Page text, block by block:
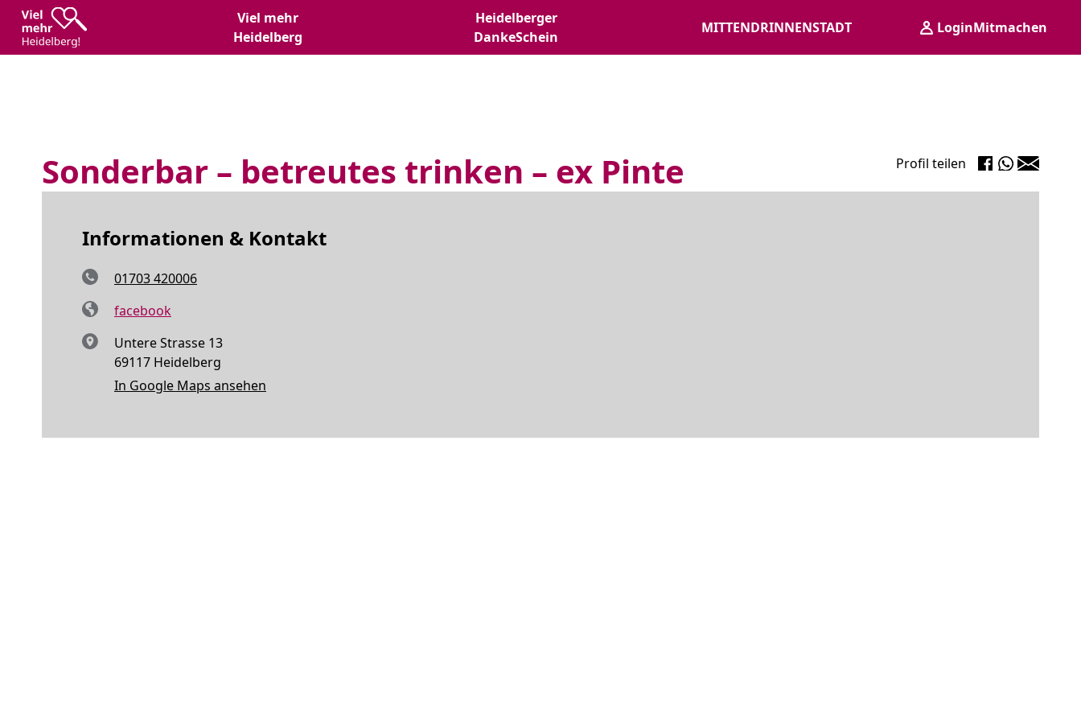
Zum
Inhalt
Zum
Hauptmenü
Viel mehr
Heidelberg
Heidelberger
DankeSchein
MITTENDRINNENSTADT LoginMitmachen
Sonderbar – betreutes trinken – ex Pinte Profil teilen
Informationen & Kontakt
01703 420006
facebook
Untere Strasse 13
69117 Heidelberg
In Google Maps ansehen